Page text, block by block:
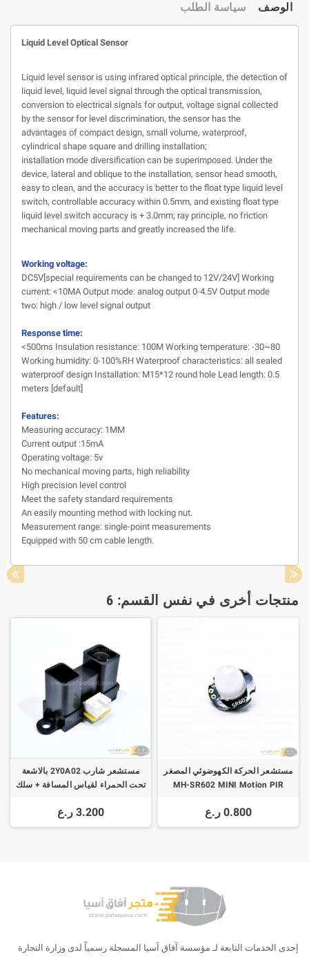
الوصف سياسة الطلب
Liquid Level Optical Sensor
Liquid level sensor is using infrared optical principle, the detection of
liquid level, liquid level signal through the optical transmission,
conversion to electrical signals for output, voltage signal collected
by the sensor for level discrimination, the sensor has the
advantages of compact design, small volume, waterproof,
cylindrical shape square and drilling installation;
installation mode diversification can be superimposed. Under the
device, lateral and oblique to the installation, sensor head smooth,
easy to clean, and the accuracy is better to the float type liquid level
switch, controllable accuracy within 0.5mm, and existing float type
liquid level switch accuracy is + 3.0mm; ray principle, no friction
mechanical moving parts and greatly increased the life.
Working voltage:
DC5V[special requirements can be changed to 12V/24V] Working
current: <10MA Output mode: analog output 0-4.5V Output mode
two: high / low level signal output
Response time:
<500ms Insulation resistance: 100M Working temperature: -30~80
Working humidity: 0-100%RH Waterproof characteristics: all sealed
waterproof design Installation: M15*12 round hole Lead length: 0.5
meters [default]
Features:
Measuring accuracy: 1MM
Current output :15mA
Operating voltage: 5v
No mechanical moving parts, high reliability
High precision level control
Meet the safety standard requirements
An easily mounting method with locking nut.
Measurement range: single-point measurements
Equipped with 50 cm cable length.
منتجات أخرى في نفس القسم: 6
مستشعر الحركة الكهوضوئي المصغر
MH-SR602 MINI Motion PIR
0.800 ر.ع
مستشعر شارب 2Y0A02 بالاشعة
تحت الحمراء لقياس المسافة + سلك
3.200 ر.ع
إحدى الخدمات التابعة لـ مؤسسة آفاق آسيا المسجلة رسمياً لدى وزارة التجارة